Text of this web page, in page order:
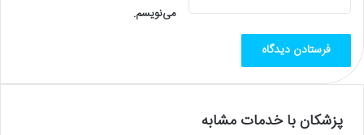
می‌نویسم.
پزشکان با خدمات مشابه